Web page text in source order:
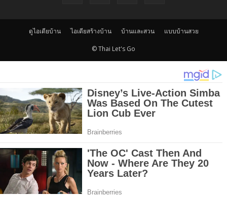
ดูไอเดียบ้าน ไอเดียสร้างบ้าน บ้านและสวน แบบบ้านสวย
© Thai Let's Go